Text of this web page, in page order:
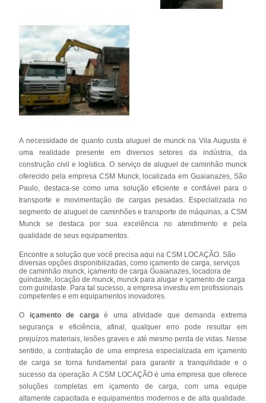
A necessidade de quanto custa aluguel de munck na Vila Augusta é
uma realidade presente em diversos setores da indústria, da
construção civil e logística. O serviço de aluguel de caminhão munck
oferecido pela empresa CSM Munck, localizada em Guaianazes, São
Paulo, destaca-se como uma solução eficiente e confiável para o
transporte e movimentação de cargas pesadas. Especializada no
segmento de aluguel de caminhões e transporte de máquinas, a CSM
Munck se destaca por sua excelência no atendimento e pela
qualidade de seus equipamentos.
Encontre a solução que você precisa aqui na CSM LOCAÇÃO. São
diversas opções disponibilizadas, como içamento de carga, serviços
de caminhão munck, içamento de carga Guaianazes, locadora de
guindaste, locação de munck, munck para alugar e içamento de carga
com guindaste. Para tal sucesso, a empresa investiu em profissionais
competentes e em equipamentos inovadores.
O içamento de carga é uma atividade que demanda extrema
segurança e eficiência, afinal, qualquer erro pode resultar em
prejuízos materiais, lesões graves e até mesmo perda de vidas. Nesse
sentido, a contratação de uma empresa especializada em içamento
de carga se torna fundamental para garantir a tranquilidade e o
sucesso da operação. A CSM LOCAÇÃO é uma empresa que oferece
soluções completas em içamento de carga, com uma equipe
altamente capacitada e equipamentos modernos e de alta qualidade.